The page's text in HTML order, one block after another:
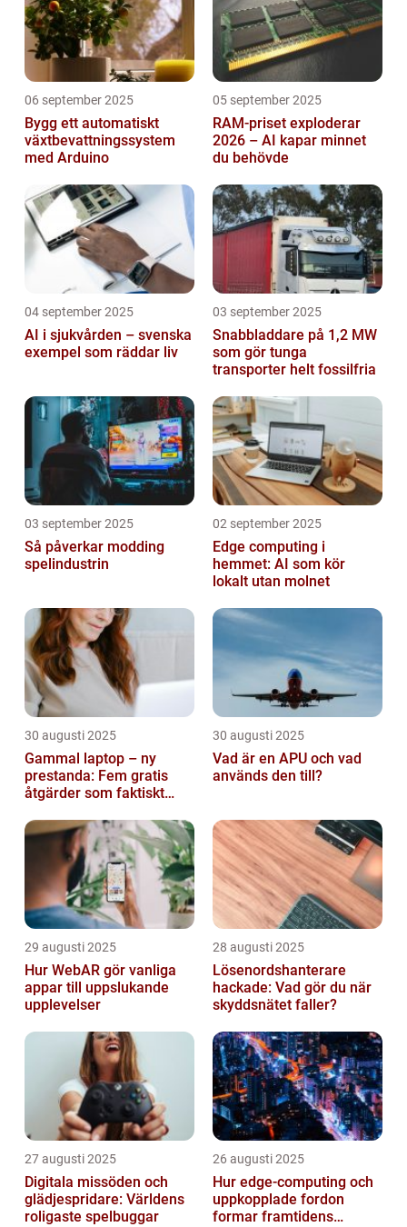
06 september 2025
Bygg ett automatiskt
växtbevattningssystem
med Arduino
05 september 2025
RAM-priset exploderar
2026 – AI kapar minnet
du behövde
04 september 2025
AI i sjukvården – svenska
exempel som räddar liv
03 september 2025
Snabbladdare på 1,2 MW
som gör tunga
transporter helt fossilfria
03 september 2025
Så påverkar modding
spelindustrin
02 september 2025
Edge computing i
hemmet: AI som kör
lokalt utan molnet
30 augusti 2025
Gammal laptop – ny
prestanda: Fem gratis
åtgärder som faktiskt
30 augusti 2025
Vad är en APU och vad
används den till?
29 augusti 2025
Hur WebAR gör vanliga
appar till uppslukande
upplevelser
28 augusti 2025
Lösenordshanterare
hackade: Vad gör du när
skyddsnätet faller?
27 augusti 2025
Digitala missöden och
glädjespridare: Världens
roligaste spelbuggar
26 augusti 2025
Hur edge‑computing och
uppkopplade fordon
formar framtidens